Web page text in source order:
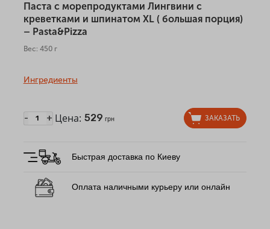
Паста с морепродуктами Лингвини с
креветками и шпинатом ХL ( большая порция)
– Pasta&Pizza
Вес: 450 г
Ингредиенты
- + Цена: 529 грн ЗАКАЗАТЬ
Быстрая доставка по Киеву
Оплата наличными курьеру или онлайн